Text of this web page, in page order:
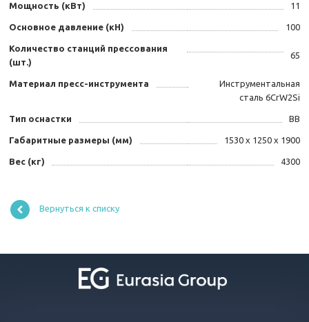
Мощность (кВт) 11
Основное давление (кН) 100
Количество станций прессования
(шт.)
65
Материал пресс-инструмента
Инструментальная
сталь 6CrW2Si
Тип оснастки BB
Габаритные размеры (мм) 1530 х 1250 х 1900
Вес (кг) 4300
Вернуться к списку